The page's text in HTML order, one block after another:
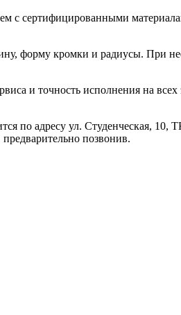
с сертифицированными
форму кромки и радиусы. При
и точность исполнения на
по адресу ул. Студенческая, 10,
позвонив.